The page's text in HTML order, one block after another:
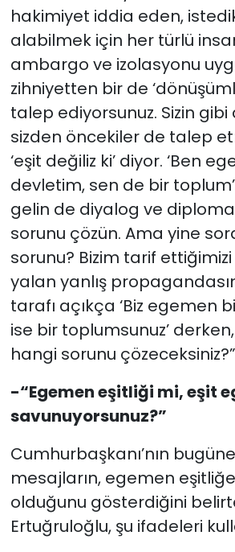
hakimiyet iddia eden,
alabilmek için her türlü
ambargo ve izolasyonu
zihniyetten bir de
talep ediyorsunuz. Sizin gibi
sizden öncekiler de talep
‘eşit değiliz ki’ diyor. ‘Ben
devletim, sen de bir
gelin de diyalog ve
sorunu çözün. Ama yine
sorunu? Bizim tarif ettiğimizi
yalan yanlış
tarafı açıkça ‘Biz egemen
ise bir toplumsunuz’
hangi sorunu çözeceksiniz?”
-“Egemen eşitliği mi, eşit
savunuyorsunuz?”
Cumhurbaşkanı’nın
mesajların, egemen eşitliğe
olduğunu gösterdiğini
Ertuğruloğlu, şu ifadeleri